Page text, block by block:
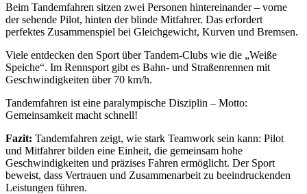
Beim Tandemfahren sitzen zwei Personen hintereinander – vorne
der sehende Pilot, hinten der blinde Mitfahrer. Das erfordert
perfektes Zusammenspiel bei Gleichgewicht, Kurven und Bremsen.
Viele entdecken den Sport über Tandem-Clubs wie die „Weiße
Speiche“. Im Rennsport gibt es Bahn- und Straßenrennen mit
Geschwindigkeiten über 70 km/h.
Tandemfahren ist eine paralympische Disziplin – Motto:
Gemeinsamkeit macht schnell!
Fazit: Tandemfahren zeigt, wie stark Teamwork sein kann: Pilot
und Mitfahrer bilden eine Einheit, die gemeinsam hohe
Geschwindigkeiten und präzises Fahren ermöglicht. Der Sport
beweist, dass Vertrauen und Zusammenarbeit zu beeindruckenden
Leistungen führen.